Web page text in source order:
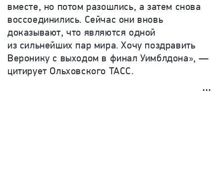
вместе, но потом разошлись, а затем снова
воссоединились. Сейчас они вновь
доказывают, что являются одной
из сильнейших пар мира. Хочу поздравить
Веронику с выходом в финал Уимблдона», —
цитирует Ольховского ТАСС.